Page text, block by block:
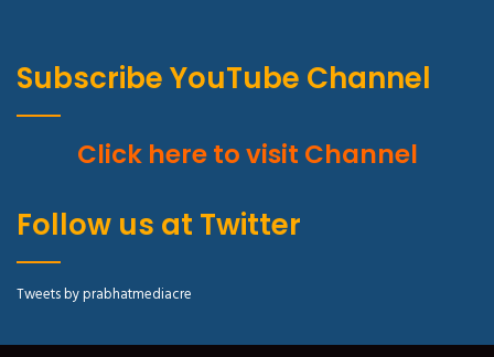
Subscribe YouTube Channel
Click here to visit Channel
Follow us at Twitter
Tweets by prabhatmediacre